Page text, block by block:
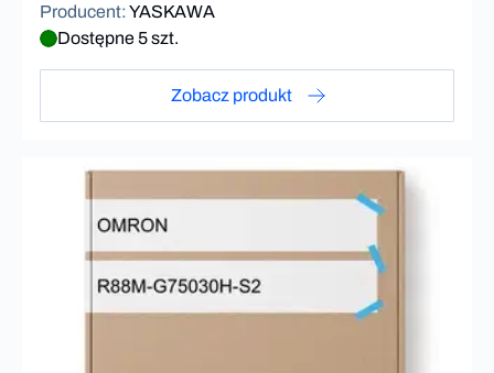
Producent:YASKAWA
Dostępne 5 szt.
Zobacz produkt